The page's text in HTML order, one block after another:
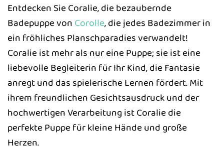
Entdecken Sie Coralie, die bezaubernde
Badepuppe von Corolle, die jedes Badezimmer in
ein fröhliches Planschparadies verwandelt!
Coralie ist mehr als nur eine Puppe; sie ist eine
liebevolle Begleiterin für Ihr Kind, die Fantasie
anregt und das spielerische Lernen fördert. Mit
ihrem freundlichen Gesichtsausdruck und der
hochwertigen Verarbeitung ist Coralie die
perfekte Puppe für kleine Hände und große
Herzen.